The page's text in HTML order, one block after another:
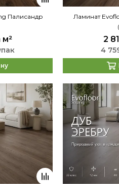
Палисандр
м²
Ламинат
2
4